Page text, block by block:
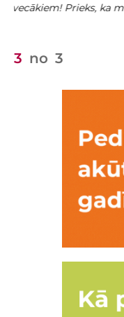
speciālisti!
3 no 3